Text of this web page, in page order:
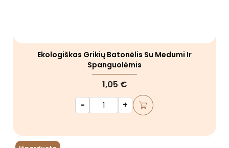
Ekologiškas Grikių Batonėlis Su Medumi Ir
Spanguolėmis
1,05 €
-
+